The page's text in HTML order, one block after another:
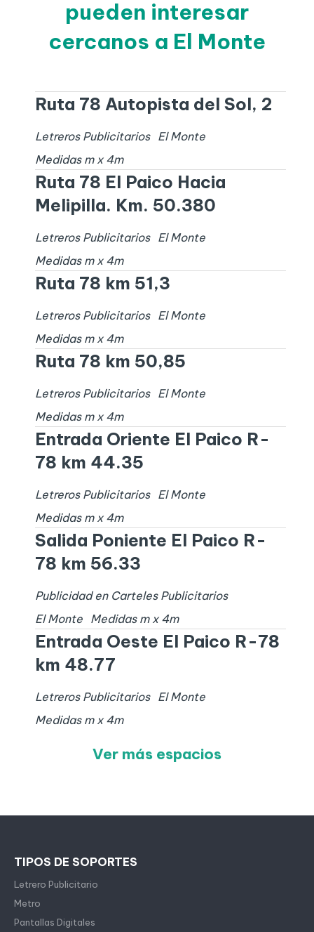
pueden interesar
cercanos a El Monte
Ruta 78 Autopista del Sol, 2
Letreros Publicitarios
El Monte
Medidas m x 4m
Ruta 78 El Paico Hacia
Melipilla. Km. 50.380
Letreros Publicitarios
El Monte
Medidas m x 4m
Ruta 78 km 51,3
Letreros Publicitarios
El Monte
Medidas m x 4m
Ruta 78 km 50,85
Letreros Publicitarios
El Monte
Medidas m x 4m
Entrada Oriente El Paico R-
78 km 44.35
Letreros Publicitarios
El Monte
Medidas m x 4m
Salida Poniente El Paico R-
78 km 56.33
Publicidad en Carteles Publicitarios
El Monte
Medidas m x 4m
Entrada Oeste El Paico R-78
km 48.77
Letreros Publicitarios
El Monte
Medidas m x 4m
Ver más espacios
TIPOS DE SOPORTES
Letrero Publicitario
Metro
Pantallas Digitales